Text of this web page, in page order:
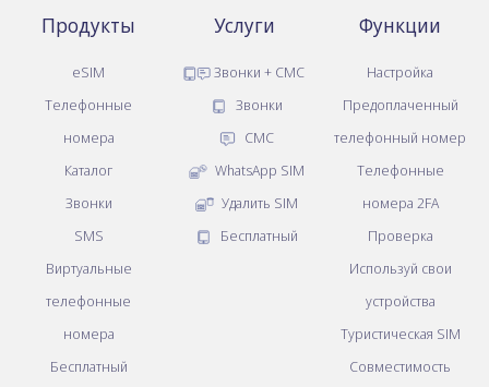
Продукты
eSIM
Телефонные
номера
Каталог
Звонки
SMS
Виртуальные
телефонные
номера
Бесплатный
Услуги
Звонки + СМС
Звонки
СМС
WhatsApp SIM
Удалить SIM
Бесплатный
Функции
Настройка
Предоплаченный
телефонный номер
Телефонные
номера 2FA
Проверка
Используй свои
устройства
Туристическая SIM
Совместимость